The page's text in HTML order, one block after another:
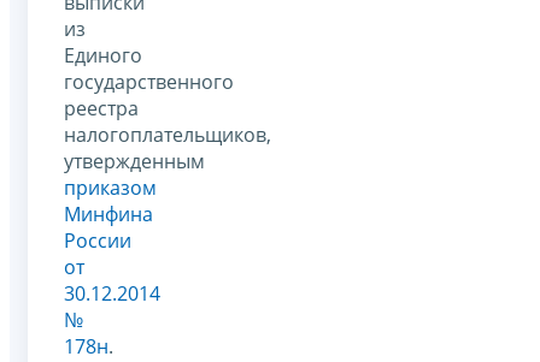
из
Единого
государственного
реестра
налогоплательщиков,
утвержденным
приказом
Минфина
России
от
30.12.2014
№
178н.